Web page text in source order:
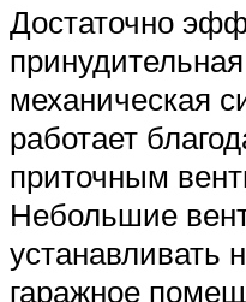
Достаточно
механическая
работает
приточным
Небольшие
устанавливать
гаражное